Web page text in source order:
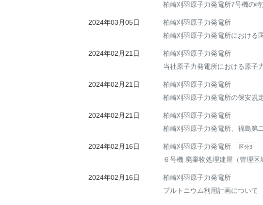
柏崎刈羽原子力発電所7号機の
2024年03月05日
柏崎刈羽原子力発電所
柏崎刈羽原子力発電所における
2024年02月21日
柏崎刈羽原子力発電所
当社原子力発電所における原子
2024年02月21日
柏崎刈羽原子力発電所
柏崎刈羽原子力発電所の保安規
2024年02月21日
柏崎刈羽原子力発電所
柏崎刈羽原子力発電所、福島第
2024年02月16日 柏崎刈羽原子力発電所 区分3
６号機 廃棄物処理建屋（管理
2024年02月16日
柏崎刈羽原子力発電所
プルトニウム利用計画について